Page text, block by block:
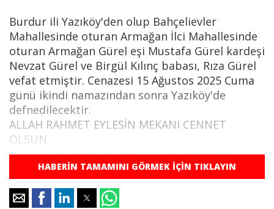
Burdur ili Yazıköy'den olup Bahçelievler
Mahallesinde oturan Armağan İlci Mahallesinde
oturan Armağan Gürel eşi Mustafa Gürel kardeşi
Nevzat Gürel ve Birgül Kılınç babası, Rıza Gürel
vefat etmiştir. Cenazesi 15 Ağustos 2025 Cuma
günü ikindi namazından sonra Yazıköy'de
defnedilecektir.
ALLAH RAHMET EYLESİN MEKANI CENNET
OLSUN
FATİHA suresi
(Okunuşu)
‎1) بِسْمِ اللّٰهِ الرَّحْمٰنِ الرَّحيمِ
HABERİN TAMAMINI GÖRMEK İÇİN TIKLAYIN